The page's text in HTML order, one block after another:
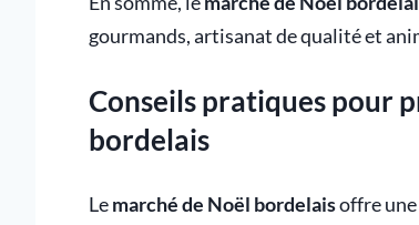
gourmands, artisanat de qualité et
Conseils pratiques pour
bordelais
Lemarché de Noël bordelaisoffre